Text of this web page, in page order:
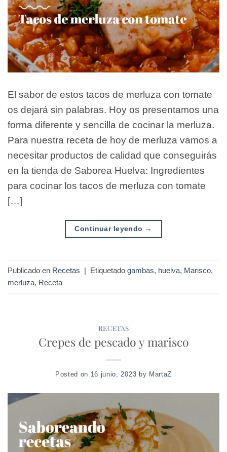
El sabor de estos tacos de merluza con tomate
os dejará sin palabras. Hoy os presentamos una
forma diferente y sencilla de cocinar la merluza.
Para nuestra receta de hoy de merluza vamos a
necesitar productos de calidad que conseguirás
en la tienda de Saborea Huelva: Ingredientes
para cocinar los tacos de merluza con tomate
[…]
Continuar leyendo →
Publicado en Recetas | Etiquetado gambas, huelva, Marisco,
merluza, Receta
RECETAS
Crepes de pescado y marisco
Posted on 16 junio, 2023 by MartaZ